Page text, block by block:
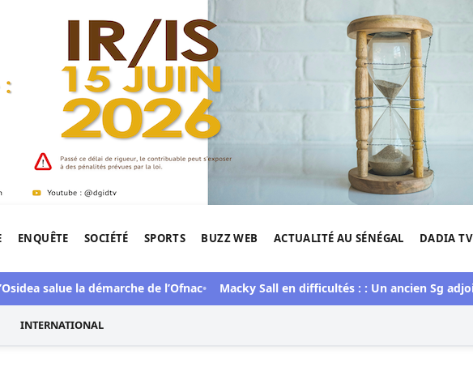
de l'Afrique.
ENQUÊTE SOCIÉTÉ SPORTS BUZZ WEB ACTUALITÉ AU SÉNÉGAL DADIA TV
la démarche de l’Ofnac Macky Sall en difficultés : : Un ancien Sg adjoint de
INTERNATIONAL